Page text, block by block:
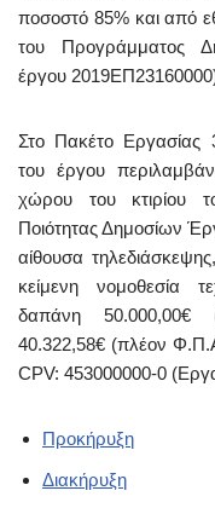
ποσοστό 85% και από
του Προγράμματος
έργου
Στο Πακέτο Εργασίας
του έργου
χώρου του κτιρίου
Ποιότητας Δημοσίων
αίθουσα
κείμενη νομοθεσία
δαπάνη 50.000,00€
40.322,58€ (πλέον
CPV: 453000000-0
Προκήρυξη
Διακήρυξη